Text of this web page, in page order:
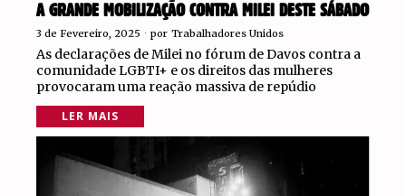
A GRANDE MOBILIZAÇÃO CONTRA MILEI DESTE SÁBADO
3 de Fevereiro, 2025 por Trabalhadores Unidos
As declarações de Milei no fórum de Davos contra a
comunidade LGBTI+ e os direitos das mulheres
provocaram uma reação massiva de repúdio
LER MAIS